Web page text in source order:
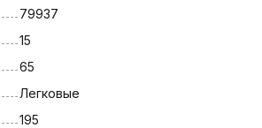
79937
15
65
Легковые
195